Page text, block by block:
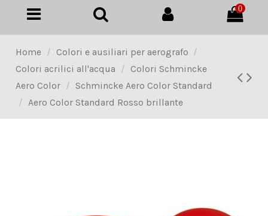
0
Home
Colori e ausiliari per aerografo
Colori acrilici all'acqua
Colori Schmincke
Aero Color
Schmincke Aero Color Standard
Aero Color Standard Rosso brillante